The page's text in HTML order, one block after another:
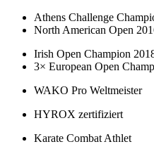
Athens Challenge
North American Open
Irish Open Champion
3× European Open
WAKO Pro Weltmeister
HYROX zertifiziert
Karate Combat Athlet